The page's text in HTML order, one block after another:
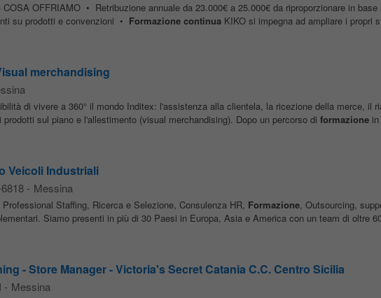
COSA OFFRIAMO • Retribuzione annuale da 23.000€ a 25.000€ da riproporzionare in
su prodotti e convenzioni • Formazione continuaKIKO si impegna ad ampliare i propri
merchandising
di vivere a 360° il mondo Inditex: l'assistenza alla clientela, la ricezione della merce, il
sul piano e l'allestimento (visual merchandising). Dopo un percorso di formazionein
Veicoli Industriali
- Messina
Professional Staffing, Ricerca e Selezione, Consulenza HR, Formazione, Outsourcing,
Siamo presenti in più di 30 Paesi in Europa, Asia e America con un team di oltre
- Store Manager - Victoria's Secret Catania C.C. Centro Sicilia
- Messina